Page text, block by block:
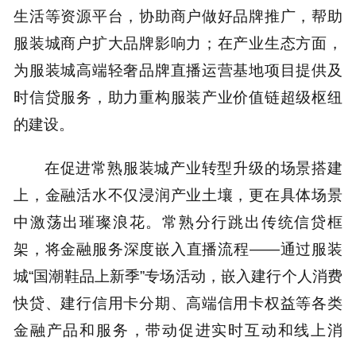
生活等资源平台，协助商户做好品牌推广，帮助
服装城商户扩大品牌影响力；在产业生态方面，
为服装城高端轻奢品牌直播运营基地项目提供及
时信贷服务，助力重构服装产业价值链超级枢纽
的建设。
在促进常熟服装城产业转型升级的场景搭建
上，金融活水不仅浸润产业土壤，更在具体场景
中激荡出璀璨浪花。常熟分行跳出传统信贷框
架，将金融服务深度嵌入直播流程——通过服装
城“国潮鞋品上新季”专场活动，嵌入建行个人消费
快贷、建行信用卡分期、高端信用卡权益等各类
金融产品和服务，带动促进实时互动和线上消